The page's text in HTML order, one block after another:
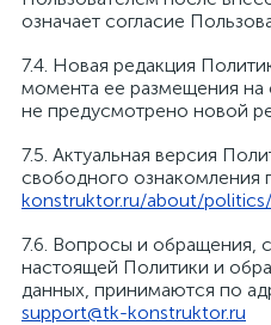
означает согласие
7.4. Новая редакция
момента ее размещения на
не предусмотрено новой
7.5. Актуальная версия
свободного ознакомления
konstruktor.ru/about/politics/
7.6. Вопросы и обращения,
настоящей Политики и
данных, принимаются по
support@tk-konstruktor.ru